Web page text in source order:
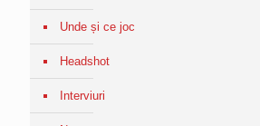
Unde și ce joc
Headshot
Interviuri